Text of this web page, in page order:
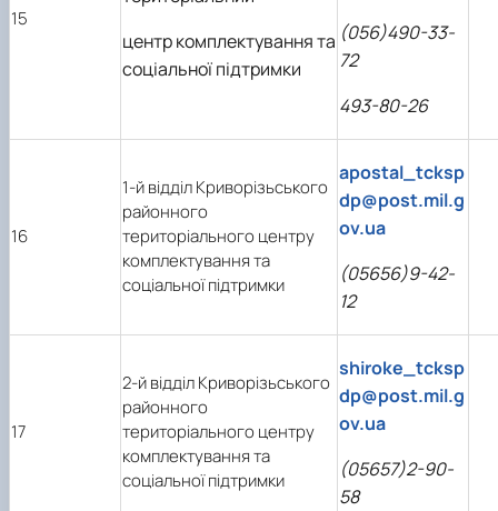
15
центр комплектування та
соціальної підтримки
(056)490-33-
72
493-80-26
16
1-й відділ Криворізьського
районного
територіального центру
комплектування та
соціальної підтримки
apostal_tcksp
dp@post.mil.g
ov.ua
(05656)9-42-
12
17
2-й відділ Криворізьського
районного
територіального центру
комплектування та
соціальної підтримки
shiroke_tcksp
dp@post.mil.g
ov.ua
(05657)2-90-
58